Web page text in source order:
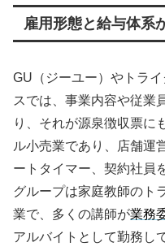
雇用形態と給与体系
GU（ジーユー）やトラ
スでは、事業内容や従業
り、それが源泉徴収票に
ル小売業であり、店舗運
ートタイマー、契約社員
グループは家庭教師のト
業で、多くの講師が業務
アルバイトとして勤務し